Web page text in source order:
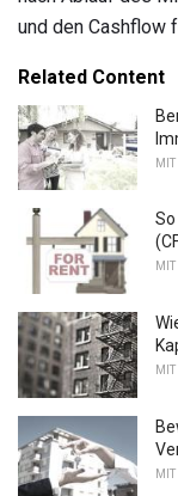
und den Cashflow
Related Content